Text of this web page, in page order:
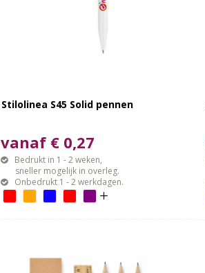
Stilolinea S45 Solid pennen
vanaf € 0,27
Bedrukt in 1 - 2 weken,
sneller mogelijk in overleg.
Onbedrukt 1 - 2 werkdagen.